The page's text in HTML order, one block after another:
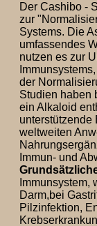
Der Cashibo -
zur
Systems. Die
umfassendes
nutzen es zur
der
Studien haben
ein Alkaloid
unterstützende
weltweiten
Immun- und
Darm,bei
Pilzinfektion,